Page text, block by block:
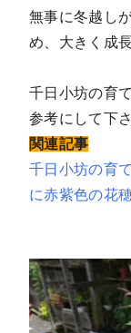
無事に冬越し
め、大きく成
千日小坊の育
参考にして下
関連記事
千日小坊の育
に赤紫色の花